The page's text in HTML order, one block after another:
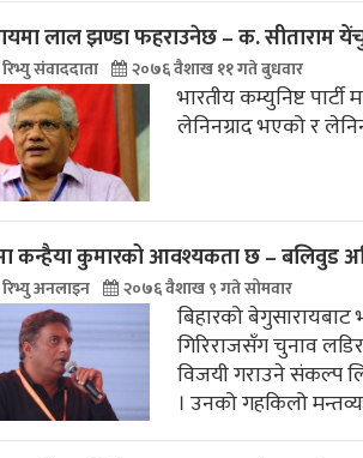
लाल झण्डा फहराउनेछ – क. सीताराम
संवाददाता २०७६ वैशाख ११ गते बुधवार
भारतीय कम्युनिष्ट
लेनिनग्राद भएको र
कन्हैया कुमारको आवश्यकता छ – बलिवुड
अनलाइन २०७६ वैशाख ९ गते सोमवार
बिहारको बेगुसारायबाट
गिरिराजसँग चुनाव
विजयी गराउने संकल्प
। उनको गहकिलो